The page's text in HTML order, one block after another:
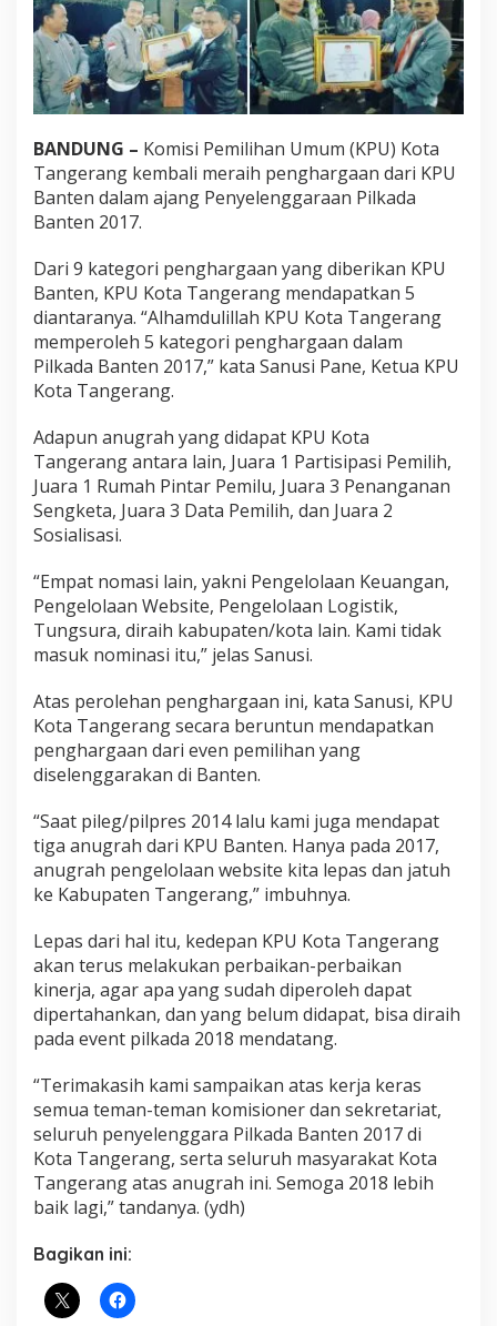
BANDUNG – Komisi Pemilihan Umum (KPU) Kota
Tangerang kembali meraih penghargaan dari KPU
Banten dalam ajang Penyelenggaraan Pilkada
Banten 2017.
Dari 9 kategori penghargaan yang diberikan KPU
Banten, KPU Kota Tangerang mendapatkan 5
diantaranya. “Alhamdulillah KPU Kota Tangerang
memperoleh 5 kategori penghargaan dalam
Pilkada Banten 2017,” kata Sanusi Pane, Ketua KPU
Kota Tangerang.
Adapun anugrah yang didapat KPU Kota
Tangerang antara lain, Juara 1 Partisipasi Pemilih,
Juara 1 Rumah Pintar Pemilu, Juara 3 Penanganan
Sengketa, Juara 3 Data Pemilih, dan Juara 2
Sosialisasi.
“Empat nomasi lain, yakni Pengelolaan Keuangan,
Pengelolaan Website, Pengelolaan Logistik,
Tungsura, diraih kabupaten/kota lain. Kami tidak
masuk nominasi itu,” jelas Sanusi.
Atas perolehan penghargaan ini, kata Sanusi, KPU
Kota Tangerang secara beruntun mendapatkan
penghargaan dari even pemilihan yang
diselenggarakan di Banten.
“Saat pileg/pilpres 2014 lalu kami juga mendapat
tiga anugrah dari KPU Banten. Hanya pada 2017,
anugrah pengelolaan website kita lepas dan jatuh
ke Kabupaten Tangerang,” imbuhnya.
Lepas dari hal itu, kedepan KPU Kota Tangerang
akan terus melakukan perbaikan-perbaikan
kinerja, agar apa yang sudah diperoleh dapat
dipertahankan, dan yang belum didapat, bisa diraih
pada event pilkada 2018 mendatang.
“Terimakasih kami sampaikan atas kerja keras
semua teman-teman komisioner dan sekretariat,
seluruh penyelenggara Pilkada Banten 2017 di
Kota Tangerang, serta seluruh masyarakat Kota
Tangerang atas anugrah ini. Semoga 2018 lebih
baik lagi,” tandanya. (ydh)
Bagikan ini: